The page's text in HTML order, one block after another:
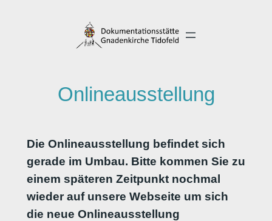
Onlineausstellung
Die Onlineausstellung befindet sich
gerade im Umbau. Bitte kommen Sie zu
einem späteren Zeitpunkt nochmal
wieder auf unsere Webseite um sich
die neue Onlineausstellung